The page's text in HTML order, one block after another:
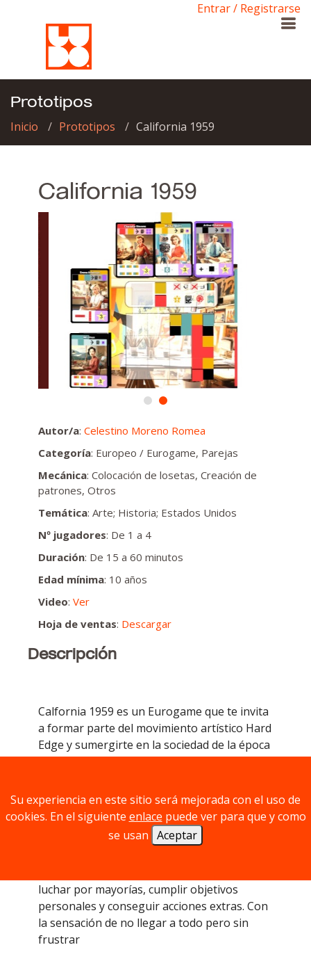
Entrar / Registrarse
Prototipos
Inicio Prototipos California 1959
California 1959
Autor/a: Celestino Moreno Romea
Categoría: Europeo / Eurogame, Parejas
Mecánica: Colocación de losetas, Creación de
patrones, Otros
Temática: Arte; Historia; Estados Unidos
Nº jugadores: De 1 a 4
Duración: De 15 a 60 minutos
Edad mínima: 10 años
Video: Ver
Hoja de ventas: Descargar
Descripción
Calfornia 1959 es un Eurogame que te invita
a formar parte del movimiento artístico Hard
Edge y sumergirte en la sociedad de la época
buscando obtener el reconocimiento que te
Mecánicamente, en 9 turnos de trabajo y 3
de exhibiciones, tendrás un draft
multicomponente (elegir 2 componentes de
luchar por mayorías, cumplir objetivos
personales y conseguir acciones extras. Con
la sensación de no llegar a todo pero sin
frustrar
Su experiencia en este sitio será mejorada con el uso de
cookies. En el siguiente enlace puede ver para que y como
se usan Aceptar